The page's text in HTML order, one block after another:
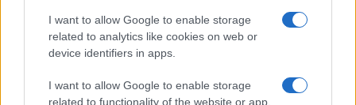
I want to allow Google to enable storage
related to analytics like cookies on web or
device identifiers in apps.
I want to allow Google to enable storage
related to functionality of the website or app.